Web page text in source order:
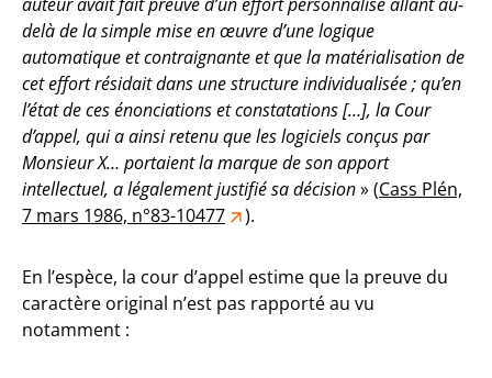
delà de la simple mise en œuvre d’une logique
automatique et contraignante et que la matérialisation de
cet effort résidait dans une structure individualisée ; qu’en
l’état de ces énonciations et constatations […], la Cour
d’appel, qui a ainsi retenu que les logiciels conçus par
Monsieur X… portaient la marque de son apport
intellectuel, a légalement justifié sa décision» (Cass Plén,
7 mars 1986, n°83-10477
).
En l’espèce, la cour d’appel estime que la preuve du
caractère original n’est pas rapporté au vu
notamment :